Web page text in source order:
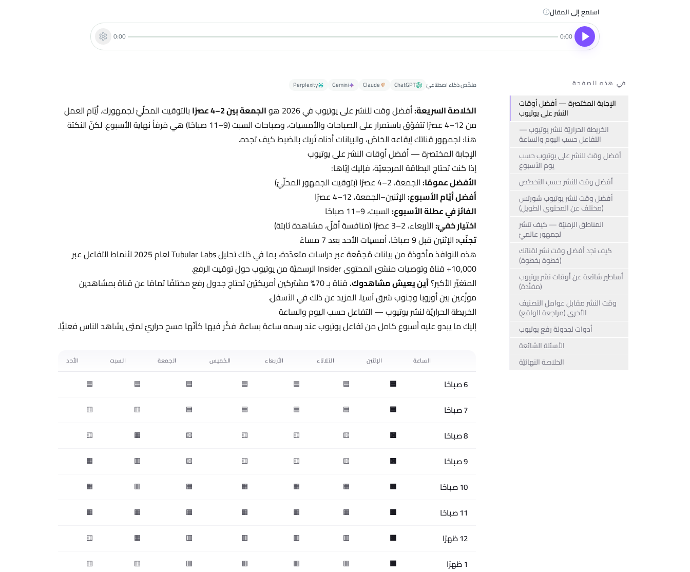
استمع إلى المقال
0:00
0:00
في هذه الصفحة
الإجابة المختصرة — أفضل أوقات
النشر على يوتيوب
الخريطة الحراريّة لنشر يوتيوب —
التفاعل حسب اليوم والساعة
أفضل وقت للنشر على يوتيوب حسب
يوم الأسبوع
أفضل وقت للنشر حسب التخصُّص
أفضل وقت لنشر يوتيوب شورتس
(مختلف عن المحتوى الطويل)
المناطق الزمنيّة — كيف تنشر
لجمهور عالميّ
كيف تجد أفضل وقت نشر لقناتك
(خطوة بخطوة)
أساطير شائعة عن أوقات نشر يوتيوب
(مفنَّدة)
وقت النشر مقابل عوامل التصنيف
الأخرى (مراجعة الواقع)
أدوات لجدولة رفع يوتيوب
الأسئلة الشائعة
الخلاصة النهائيّة
ملخّص ذكاء اصطناعيّ ChatGPT
Claude
Gemini
Perplexity
الخلاصة السريعة:أفضل وقت للنشر على يوتيوب في 2026 هو الجمعة بين 2–4 عصرًا
بالتوقيت المحلّيّ لجمهورك. أيّام العمل
من 12–4 عصرًا تتفوّق باستمرار على الصباحات والأمسيات، وصباحات السبت (9–11 صباحًا) هي مَرفأ نهاية الأسبوع. لكنّ النكتة
هنا: لجمهور قناتك إيقاعه الخاصّ، والبيانات أدناه تُريك بالضبط كيف تجده.
الإجابة المختصرة — أفضل أوقات النشر على يوتيوب
إذا كنت تحتاج البطاقة المرجعيّة، فإليك إيّاها:
الأفضل عمومًا:الجمعة، 2–4 عصرًا (بتوقيت الجمهور المحلّيّ)
أفضل أيّام الأسبوع:الإثنين–الجمعة، 12–4 عصرًا
الفائز في عطلة الأسبوع:السبت، 9–11 صباحًا
اختيار خفيّ:الأربعاء، 2–3 عصرًا (منافسة أقلّ، مشاهدة ثابتة)
تجنّب:الإثنين قبل 9 صباحًا، أمسيات الأحد بعد 7 مساءً
هذه النوافذ مأخوذة من بيانات مُجمَّعة عبر دراسات متعدّدة، بما في ذلك تحليل Tubular Labs لعام 2025 لأنماط التفاعل عبر
10,000+ قناة وتوصيات منشئ المحتوى Insider الرسميّة من يوتيوب حول توقيت الرفع.
المتغيِّر الأكبر؟أين يعيش مشاهدوك.
قناة بـ 70% مشتركين أمريكيّين تحتاج جدول رفع مختلفًا تمامًا عن قناة بمشاهدين
موزَّعين بين أوروبا وجنوب شرق آسيا. المزيد عن ذلك في الأسفل.
الخريطة الحراريّة لنشر يوتيوب — التفاعل حسب اليوم والساعة
إليك ما يبدو عليه أسبوع كامل من تفاعل يوتيوب عند رسمه ساعة بساعة. فكّر فيها كأنّها مسح حراريّ لمتى يشاهد الناس فعليًّا.
الساعة الإثنين الثلاثاء الأربعاء الخميس الجمعة السبت الأحد
6 صباحًا 🟦
🟦
🟦
🟦
🟦
🟦
🟦
7 صباحًا 🟦
🟦
🟦
🟦
🟦
🟨
🟨
8 صباحًا 🟨
🟨
🟨
🟨
🟨
🟧
🟨
9 صباحًا 🟨
🟨
🟨
🟨
🟨
🟥
🟧
10 صباحًا 🟨
🟧
🟧
🟧
🟧
🟥
🟧
11 صباحًا 🟧
🟧
🟧
🟧
🟧
🟧
🟧
12 ظهرًا 🟧
🟥
🟥
🟥
🟥
🟧
🟨
1 ظهرًا 🟧
🟥
🟥
🟥
🟥
🟨
🟨